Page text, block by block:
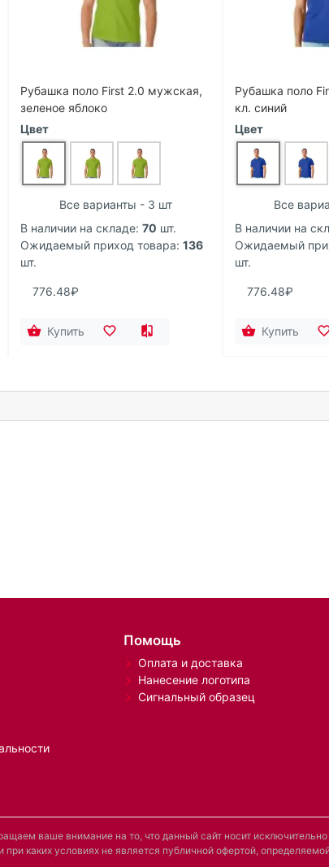
Рубашка поло First 2.0 мужская,
зеленое яблоко
Цвет
Все варианты - 3 шт
В наличии на складе: 70 шт.
Ожидаемый приход товара: 136
шт.
776.48₽
Купить
Рубашка поло
кл. синий
Цвет
Все
В наличии на
Ожидаемый
шт.
776.48₽
Купить
Помощь
Оплата и доставка
Нанесение логотипа
Сигнальный образец
ваше внимание на то, что данный сайт носит
при каких условиях не является публичной офертой,